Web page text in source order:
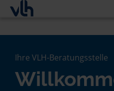
Ihre VLH-Beratungsstelle